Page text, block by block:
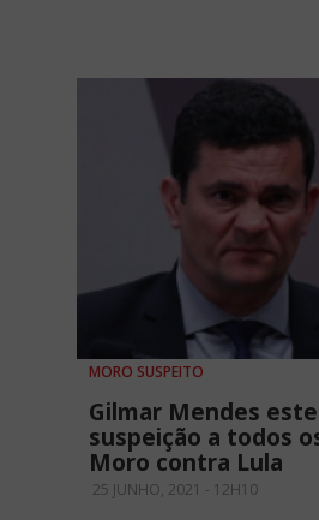
MORO SUSPEITO
Gilmar Mendes
suspeição a todos
Moro contra Lula
25 JUNHO, 2021 - 12H10